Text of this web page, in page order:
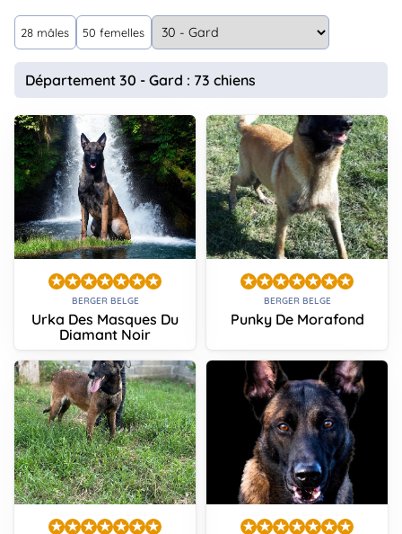
Connexion
28 mâles 50 femelles
Département 30 - Gard : 73 chiens
BERGER BELGE
Urka Des Masques Du
Diamant Noir
BERGER BELGE
Punky De Morafond